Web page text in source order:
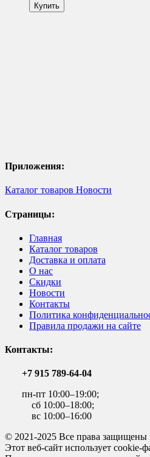
Приложения:
Каталог товаров Новости
Страницы:
Главная
Каталог товаров
Доставка и оплата
О нас
Скидки
Новости
Контакты
Политика
Правила продажи на сайте
Контакты:
+7 915 789-64-04
пн-пт 10:00–19:00;
сб 10:00–18:00;
вс 10:00–16:00
© 2021-2025 Все права защищены
Этот веб-сайт использует cookie-